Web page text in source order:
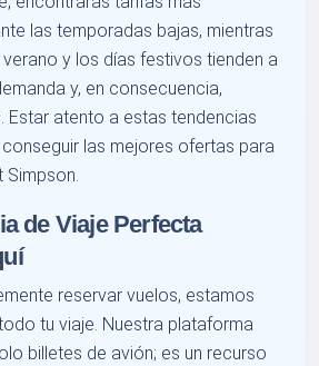
las temporadas bajas, mientras
y los días festivos tienden a
y, en consecuencia,
Estar atento a estas tendencias
las mejores ofertas para
Simpson.
de Viaje Perfecta
reservar vuelos, estamos
tu viaje. Nuestra plataforma
billetes de avión; es un recurso